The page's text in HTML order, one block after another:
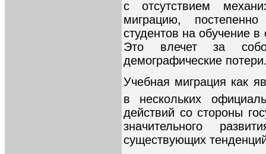
с отсутствием
миграцию, постепенно
студентов на обучение
Это влечет за
демографические
Учебная миграция как
в нескольких
действий со стороны
значительного
существующих